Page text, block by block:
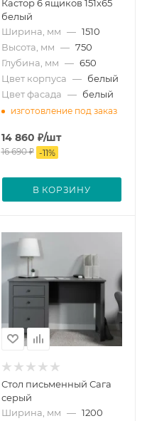
Кастор 6 ящиков 151х65
белый
Ширина, мм — 1510
Высота, мм — 750
Глубина, мм — 650
Цвет корпуса — белый
Цвет фасада — белый
изготовление под заказ
14 860 ₽/шт
16 690₽ -11%
В КОРЗИНУ
Стол письменный Сага
серый
Ширина, мм — 1200